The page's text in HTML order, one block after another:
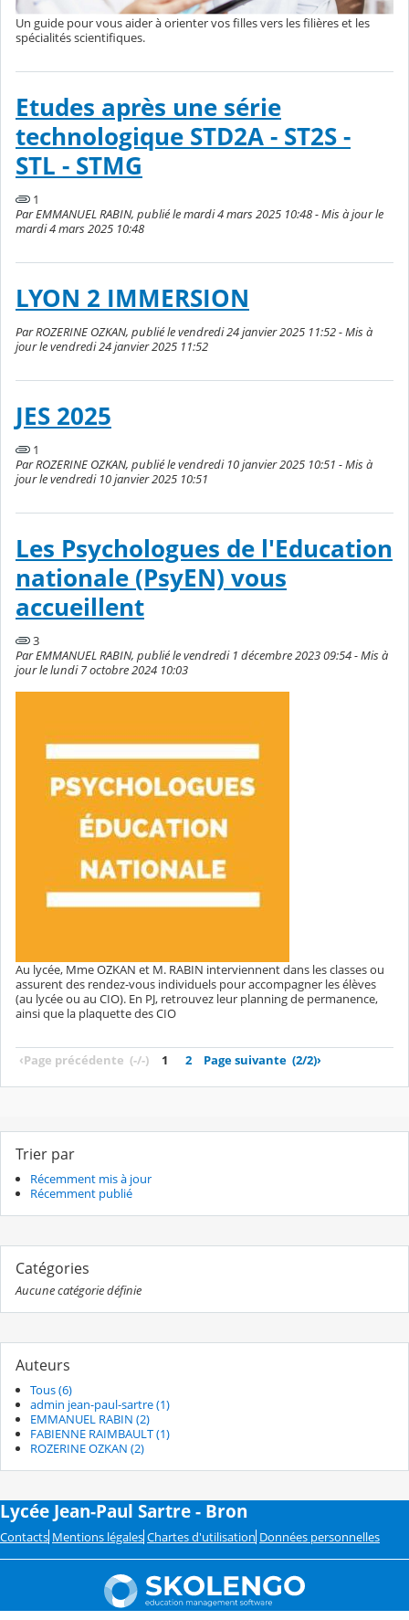
Un guide pour vous aider à orienter vos filles vers les filières et les
spécialités scientifiques.
Etudes après une série
technologique STD2A - ST2S -
STL - STMG
1
Par EMMANUEL RABIN, publié le mardi 4 mars 2025 10:48 - Mis à jour le
mardi 4 mars 2025 10:48
LYON 2 IMMERSION
Par ROZERINE OZKAN, publié le vendredi 24 janvier 2025 11:52 - Mis à
jour le vendredi 24 janvier 2025 11:52
JES 2025
1
Par ROZERINE OZKAN, publié le vendredi 10 janvier 2025 10:51 - Mis à
jour le vendredi 10 janvier 2025 10:51
Les Psychologues de l'Education
nationale (PsyEN) vous
accueillent
3
Par EMMANUEL RABIN, publié le vendredi 1 décembre 2023 09:54 - Mis à
jour le lundi 7 octobre 2024 10:03
Au lycée, Mme OZKAN et M. RABIN interviennent dans les classes ou
assurent des rendez-vous individuels pour accompagner les élèves
(au lycée ou au CIO). En PJ, retrouvez leur planning de permanence,
ainsi que la plaquette des CIO
‹Page précédente (-/-) 1 2 Page suivante (2/2)›
Trier par
Récemment mis à jour
Récemment publié
Catégories
Aucune catégorie définie
Auteurs
Tous (6)
admin jean-paul-sartre (1)
EMMANUEL RABIN (2)
FABIENNE RAIMBAULT (1)
ROZERINE OZKAN (2)
Lycée Jean-Paul Sartre - Bron
Contacts Mentions légales Chartes d'utilisation Données personnelles